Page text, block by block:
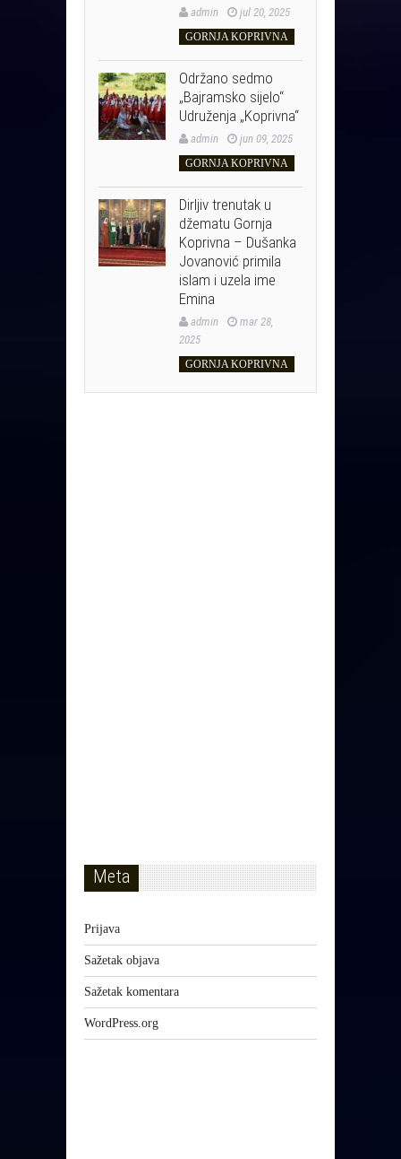
admin jul 20, 2025
GORNJA KOPRIVNA
Održano sedmo
„Bajramsko sijelo“
Udruženja „Koprivna“
admin jun 09, 2025
GORNJA KOPRIVNA
Dirljiv trenutak u
džematu Gornja
Koprivna – Dušanka
Jovanović primila
islam i uzela ime
Emina
admin
mar 28,
2025
GORNJA KOPRIVNA
Meta
Prijava
Sažetak objava
Sažetak komentara
WordPress.org